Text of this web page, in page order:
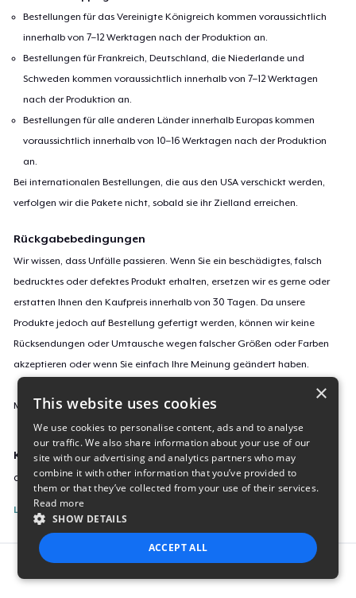
Bestellungen für das Vereinigte Königreich kommen voraussichtlich
innerhalb von 7–12 Werktagen nach der Produktion an.
Bestellungen für Frankreich, Deutschland, die Niederlande und
Schweden kommen voraussichtlich innerhalb von 7–12 Werktagen
nach der Produktion an.
Bestellungen für alle anderen Länder innerhalb Europas kommen
voraussichtlich innerhalb von 10–16 Werktagen nach der Produktion
an.
Bei internationalen Bestellungen, die aus den USA verschickt werden,
verfolgen wir die Pakete nicht, sobald sie ihr Zielland erreichen.
Rückgabebedingungen
Wir wissen, dass Unfälle passieren. Wenn Sie ein beschädigtes, falsch
bedrucktes oder defektes Produkt erhalten, ersetzen wir es gerne oder
erstatten Ihnen den Kaufpreis innerhalb von 30 Tagen. Da unsere
Produkte jedoch auf Bestellung gefertigt werden, können wir keine
Rücksendungen oder Umtausche wegen falscher Größen oder Farben
akzeptieren oder wenn Sie einfach Ihre Meinung geändert haben.
Mehr Informationen zu unseren Rückgaberichtlinien findest du
Kampagnen-ID:
did-you-know-february-2024
Listing melden
×
This website uses cookies
We use cookies to personalise content, ads and to analyse
our traffic. We also share information about your use of our
site with our advertising and analytics partners who may
combine it with other information that you’ve provided to
them or that they’ve collected from your use of their services.
Read more
SHOW DETAILS
ACCEPT ALL
STRICTLY NECESSARY PERFORMANCE